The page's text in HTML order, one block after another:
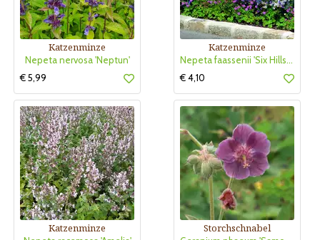
Katzenminze
Nepeta nervosa 'Neptun'
€ 5,99
Katzenminze
Nepeta faassenii 'Six Hills Giant'
€ 4,10
Katzenminze Storchschnabel